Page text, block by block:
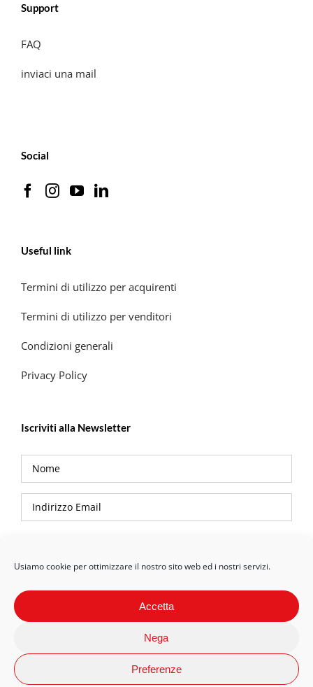
Usiamo cookie per ottimizzare il nostro sito web ed i nostri servizi.
Accetta
Nega
Preferenze
Support
FAQ
inviaci una mail
Social
Useful link
Termini di utilizzo per acquirenti
Termini di utilizzo per venditori
Condizioni generali
Privacy Policy
Iscriviti alla Newsletter